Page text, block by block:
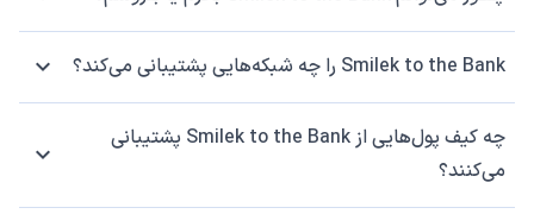
Smilek to the Bank را چه شبکه‌هایی پشتیبانی می‌کند؟
چه کیف پول‌هایی از Smilek to the Bank پشتیبانی
می‌کنند؟